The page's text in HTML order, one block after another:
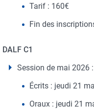
Tarif : 160€
Fin des
DALF C1
Session de mai 2026 :
Écrits : jeudi 21
Oraux : jeudi 21